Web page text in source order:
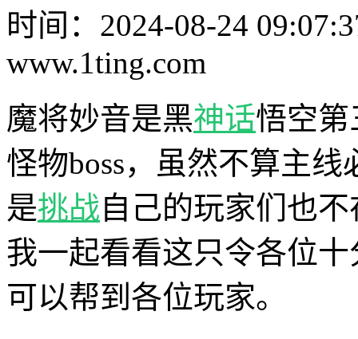
时间：2024-08-24
www.1ting.com
魔将妙音是黑神话悟空
怪物boss，虽然不算主
是挑战自己的玩家们也
我一起看看这只令各位
可以帮到各位玩家。